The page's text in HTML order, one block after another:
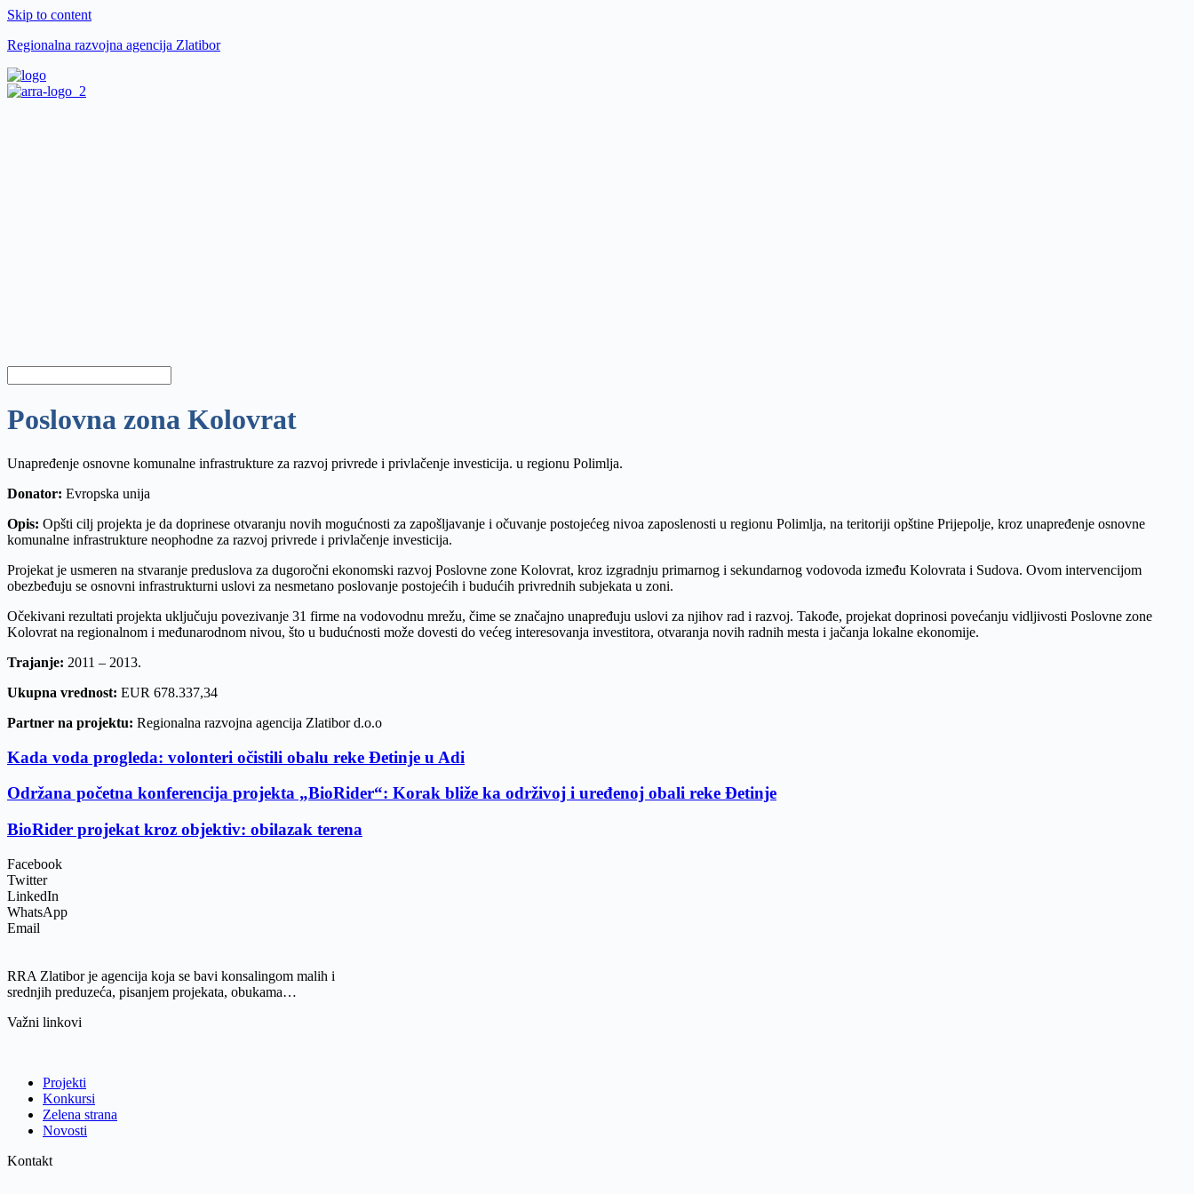
Skip to content
Regionalna razvojna agencija Zlatibor
Poslovna zona Kolovrat
Unapređenje osnovne komunalne infrastrukture za razvoj privrede i privlačenje investicija. u regionu Polimlja.
Donator: Evropska unija
Opis: Opšti cilj projekta je da doprinese otvaranju novih mogućnosti za zapošljavanje i očuvanje postojećeg nivoa zaposlenosti u regionu Polimlja, na teritoriji opštine Prijepolje, kroz unapređenje osnovne
komunalne infrastrukture neophodne za razvoj privrede i privlačenje investicija.
Projekat je usmeren na stvaranje preduslova za dugoročni ekonomski razvoj Poslovne zone Kolovrat, kroz izgradnju primarnog i sekundarnog vodovoda između Kolovrata i Sudova. Ovom intervencijom
obezbeđuju se osnovni infrastrukturni uslovi za nesmetano poslovanje postojećih i budućih privrednih subjekata u zoni.
Očekivani rezultati projekta uključuju povezivanje 31 firme na vodovodnu mrežu, čime se značajno unapređuju uslovi za njihov rad i razvoj. Takođe, projekat doprinosi povećanju vidljivosti Poslovne zone
Kolovrat na regionalnom i međunarodnom nivou, što u budućnosti može dovesti do većeg interesovanja investitora, otvaranja novih radnih mesta i jačanja lokalne ekonomije.
Trajanje: 2011 – 2013.
Ukupna vrednost: EUR 678.337,34
Partner na projektu: Regionalna razvojna agencija Zlatibor d.o.o
Kada voda progleda: volonteri očistili obalu reke Đetinje u Adi
Održana početna konferencija projekta „BioRider“: Korak bliže ka održivoj i uređenoj obali reke Đetinje
BioRider projekat kroz objektiv: obilazak terena
Facebook
Twitter
LinkedIn
WhatsApp
Email
RRA Zlatibor je agencija koja se bavi konsalingom malih i
srednjih preduzeća, pisanjem projekata, obukama…
Važni linkovi
Projekti
Konkursi
Zelena strana
Novosti
Kontakt